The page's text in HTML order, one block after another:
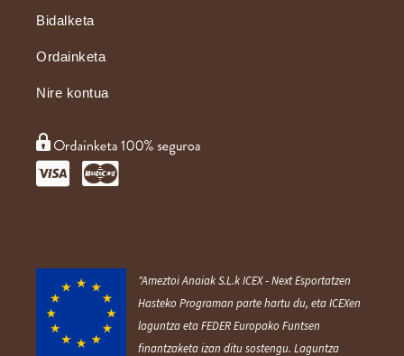
Bidalketa
Ordainketa
Nire kontua
"Ameztoi Anaiak S.L.k ICEX ‐ Next Esportatzen
Hasteko Programan parte hartu du, eta ICEXen
laguntza eta FEDER Europako Funtsen
finantzaketa izan ditu sostengu. Laguntza